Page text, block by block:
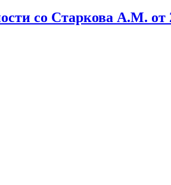
со Старкова А.М. от